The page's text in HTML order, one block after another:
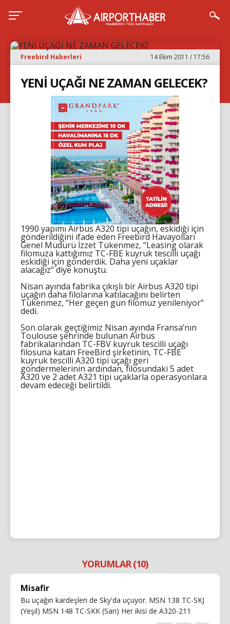
Freebird Haberleri 14 Ekim 2011 / 17:56
YENİ UÇAĞI NE ZAMAN GELECEK?
1990 yapımı Airbus A320 tipi uçağın, eskidiği için
gönderildiğini ifade eden Freebird Havayolları
Genel Müdürü İzzet Tükenmez, “Leasing olarak
filomuza kattığımız TC-FBE kuyruk tescilli uçağı
eskidiği için gönderdik. Daha yeni uçaklar
alacağız” diye konuştu.
Nisan ayında fabrika çıkışlı bir Airbus A320 tipi
uçağın daha filolarına katılacağını belirten
Tükenmez, “Her geçen gün filomuz yenileniyor”
dedi.
Son olarak geçtiğimiz Nisan ayında Fransa’nın
Toulouse şehrinde bulunan Airbus
fabrikalarından TC-FBV kuyruk tescilli uçağı
filosuna katan FreeBird şirketinin, TC-FBE
kuyruk tescilli A320 tipi uçağı geri
göndermelerinin ardından, filosundaki 5 adet
A320 ve 2 adet A321 tipi uçaklarla operasyonlara
devam edeceği belirtildi.
YORUMLAR (10)
Misafir
Bu uçağın kardeşleri de Sky'da uçuyor. MSN 138 TC-SKJ
(Yeşil) MSN 148 TC-SKK (Sarı) Her ikisi de A320-211